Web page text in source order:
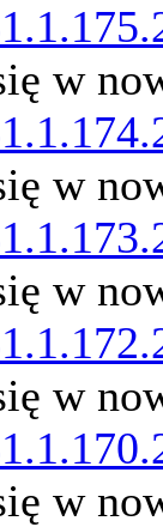
w
w
w
w
w